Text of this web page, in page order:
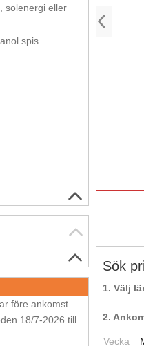
Sök
1. Välj
2.
Vecka
solenergi eller
spis
före ankomst.
18/7-2026 till